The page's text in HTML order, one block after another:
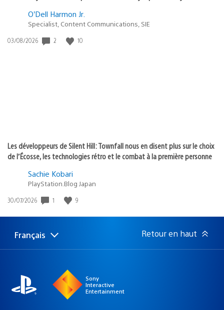
O’Dell Harmon Jr.
Specialist, Content Communications, SIE
Date
03/08/2026 2 10
Les développeurs de Silent Hill: Townfall nous en disent plus sur le choix
de l’Écosse, les technologies rétro et le combat à la première personne
Sachie Kobari
PlayStation.Blog Japan
Date
publication
30/07/2026 1 9
Choisir
Région
Français Retour en haut
Sony
Interactive
Entertainment